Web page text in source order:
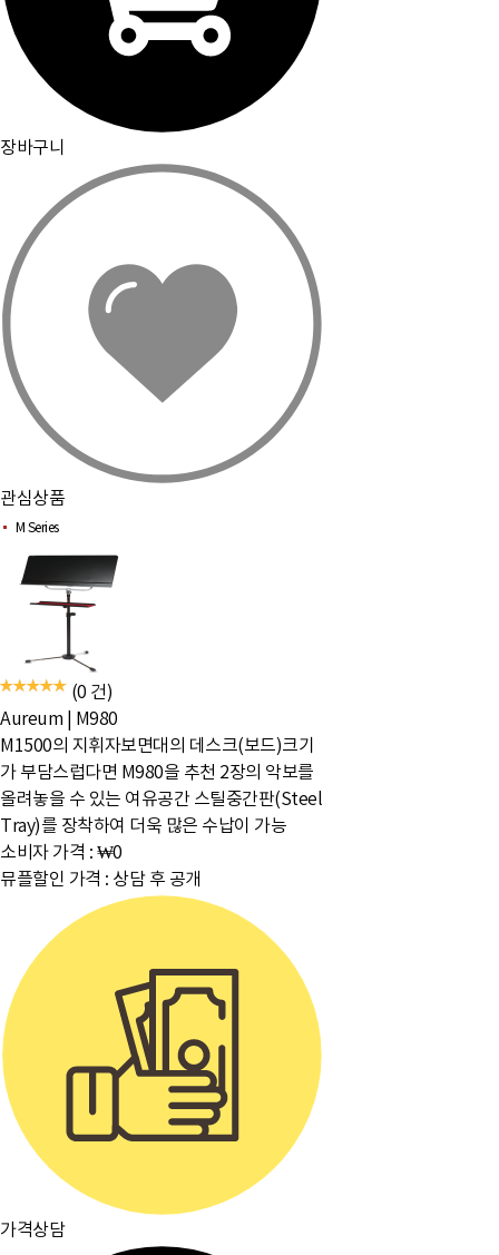
장바구니
관심상품
M Series
(0 건)
Aureum
M980
M1500의 지휘자보면대의 데스크(보드)크기
가 부담스럽다면 M980을 추천 2장의 악보를
올려놓을 수 있는 여유공간 스틸중간판(Steel
Tray)를 장착하여 더욱 많은 수납이 가능
소비자 가격 : ₩0
뮤플할인 가격 : 상담 후 공개
가격상담